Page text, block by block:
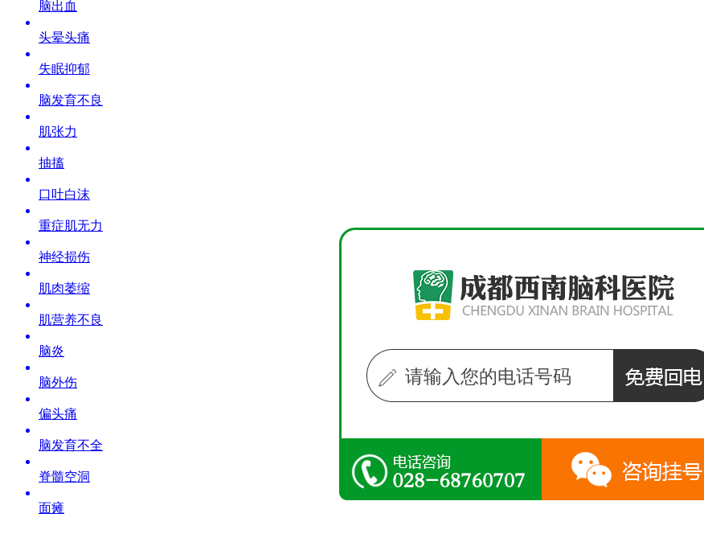
脑出血
头晕头痛
失眠抑郁
脑发育不良
肌张力
抽搐
口吐白沫
重症肌无力
神经损伤
肌肉萎缩
肌营养不良
脑炎
脑外伤
偏头痛
脑发育不全
脊髓空洞
面瘫